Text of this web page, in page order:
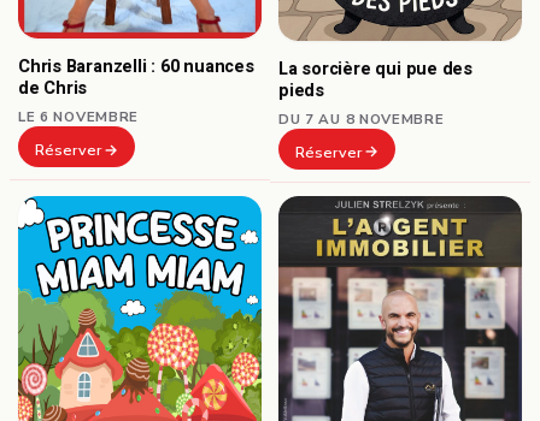
Chris Baranzelli : 60 nuances
de Chris
LE 6 NOVEMBRE
Réserver
La sorcière qui pue des
pieds
DU 7 AU 8 NOVEMBRE
Réserver